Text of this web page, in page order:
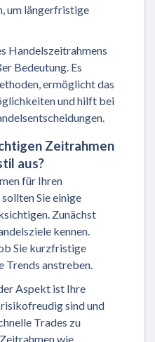
um längerfristige
Handelszeitrahmens
Bedeutung. Es
ermöglicht das
und hilft bei
Zeitrahmen
aus?
für Ihren
Sie einige
Zunächst
kennen.
Sie kurzfristige
anstreben.
Aspekt ist Ihre
sind und
Trades zu
wie